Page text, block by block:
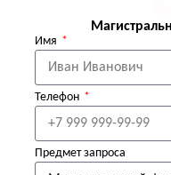
Имя
Телефон
Предмет запроса